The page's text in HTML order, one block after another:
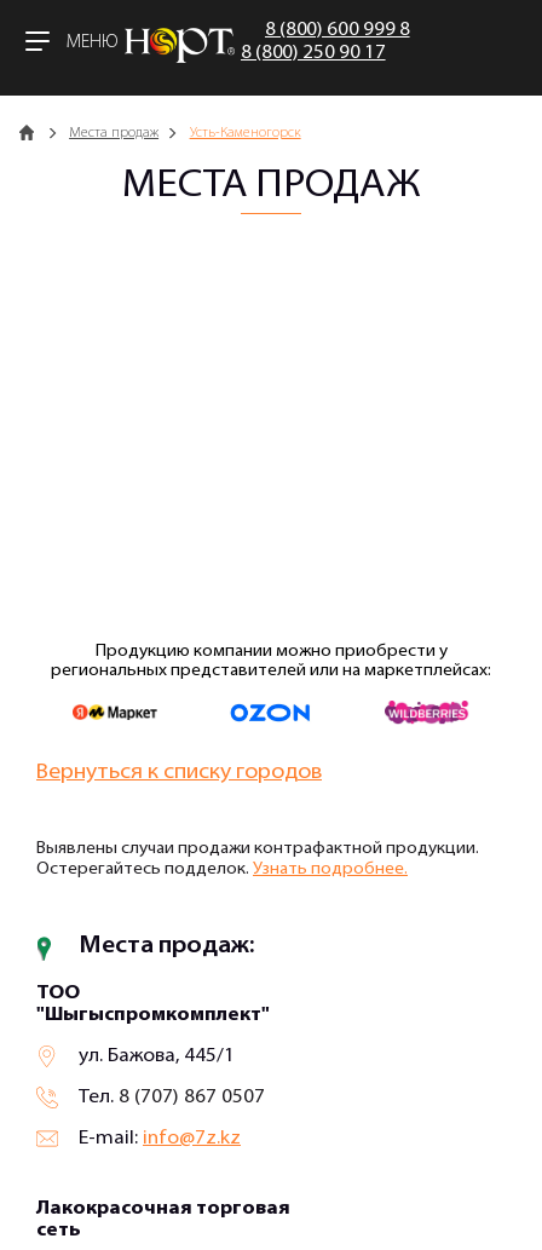
МЕНЮ
8 (800) 600 999 8
8 (800) 250 90 17
Главная Места продаж Усть-Каменогорск
МЕСТА ПРОДАЖ
Продукцию компании можно приобрести у
региональных представителей или на маркетплейсах:
Вернуться к списку городов
Выявлены случаи продажи контрафактной продукции.
Остерегайтесь подделок. Узнать подробнее.
Места продаж:
ТОО
"Шыгыспромкомплект"
ул. Бажова, 445/1
Тел. 8 (707) 867 0507
E-mail: info@7z.kz
Лакокрасочная торговая
сеть